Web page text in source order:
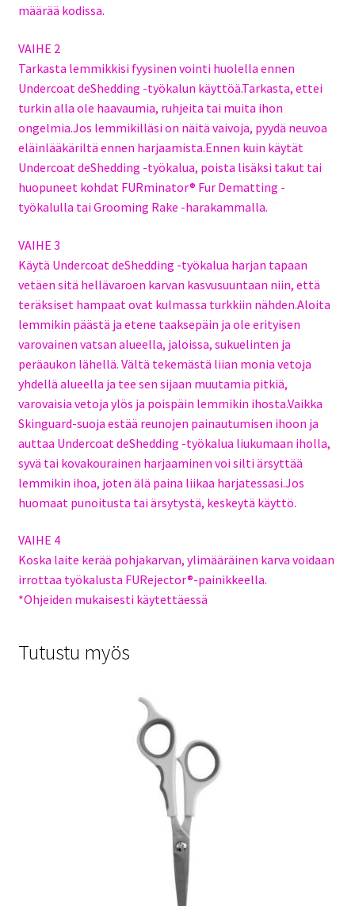
määrää kodissa.
VAIHE 2
Tarkasta lemmikkisi fyysinen vointi huolella ennen
Undercoat deShedding -työkalun käyttöä.Tarkasta, ettei
turkin alla ole haavaumia, ruhjeita tai muita ihon
ongelmia.Jos lemmikilläsi on näitä vaivoja, pyydä neuvoa
eläinlääkäriltä ennen harjaamista.Ennen kuin käytät
Undercoat deShedding -työkalua, poista lisäksi takut tai
huopuneet kohdat FURminator® Fur Dematting -
työkalulla tai Grooming Rake -harakammalla.
VAIHE 3
Käytä Undercoat deShedding -työkalua harjan tapaan
vetäen sitä hellävaroen karvan kasvusuuntaan niin, että
teräksiset hampaat ovat kulmassa turkkiin nähden.Aloita
lemmikin päästä ja etene taaksepäin ja ole erityisen
varovainen vatsan alueella, jaloissa, sukuelinten ja
peräaukon lähellä. Vältä tekemästä liian monia vetoja
yhdellä alueella ja tee sen sijaan muutamia pitkiä,
varovaisia vetoja ylös ja poispäin lemmikin ihosta.Vaikka
Skinguard-suoja estää reunojen painautumisen ihoon ja
auttaa Undercoat deShedding -työkalua liukumaan iholla,
syvä tai kovakourainen harjaaminen voi silti ärsyttää
lemmikin ihoa, joten älä paina liikaa harjatessasi.Jos
huomaat punoitusta tai ärsytystä, keskeytä käyttö.
VAIHE 4
Koska laite kerää pohjakarvan, ylimääräinen karva voidaan
irrottaa työkalusta FURejector®-painikkeella.
*Ohjeiden mukaisesti käytettäessä
Tutustu myös